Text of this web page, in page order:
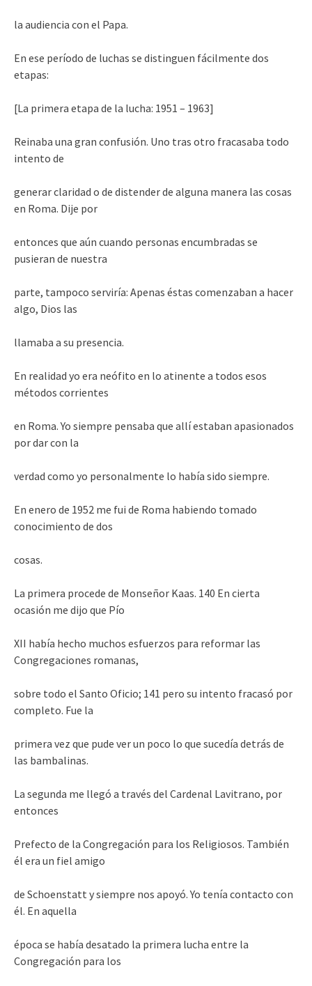
la audiencia con el Papa.
En ese período de luchas se distinguen fácilmente dos
etapas:
[La primera etapa de la lucha: 1951 – 1963]
Reinaba una gran confusión. Uno tras otro fracasaba todo
intento de
generar claridad o de distender de alguna manera las cosas
en Roma. Dije por
entonces que aún cuando personas encumbradas se
pusieran de nuestra
parte, tampoco serviría: Apenas éstas comenzaban a hacer
algo, Dios las
llamaba a su presencia.
En realidad yo era neófito en lo atinente a todos esos
métodos corrientes
en Roma. Yo siempre pensaba que allí estaban apasionados
por dar con la
verdad como yo personalmente lo había sido siempre.
En enero de 1952 me fui de Roma habiendo tomado
conocimiento de dos
cosas.
La primera procede de Monseñor Kaas. 140 En cierta
ocasión me dijo que Pío
XII había hecho muchos esfuerzos para reformar las
Congregaciones romanas,
sobre todo el Santo Oficio; 141 pero su intento fracasó por
completo. Fue la
primera vez que pude ver un poco lo que sucedía detrás de
las bambalinas.
La segunda me llegó a través del Cardenal Lavitrano, por
entonces
Prefecto de la Congregación para los Religiosos. También
él era un fiel amigo
de Schoenstatt y siempre nos apoyó. Yo tenía contacto con
él. En aquella
época se había desatado la primera lucha entre la
Congregación para los